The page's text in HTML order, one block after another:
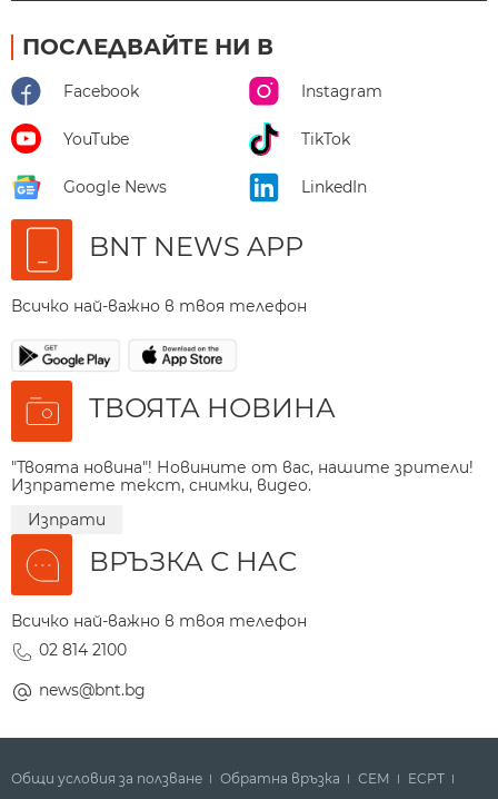
ПОСЛЕДВАЙТЕ НИ В
Facebook Instagram
YouTube TikTok
Google News LinkedIn
BNT NEWS APP
Всичко най-важно в твоя телефон
ТВОЯТА НОВИНА
"Твоята новина"! Новините от вас, нашите зрители!
Изпратете текст, снимки, видео.
Изпрати
ВРЪЗКА С НАС
Всичко най-важно в твоя телефон
02 814 2100
news@bnt.bg
Общи условия за ползване Обратна връзка СЕМ ECPT